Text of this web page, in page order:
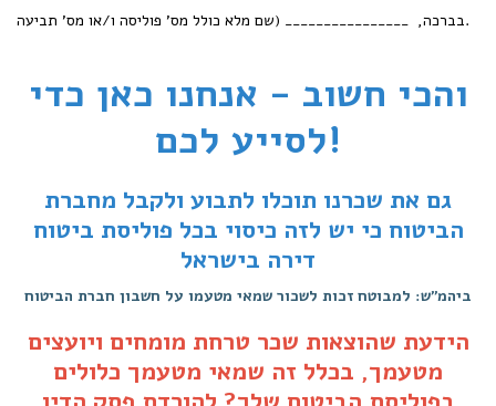
בברכה, ________________ (שם מלא כולל מס' פוליסה ו/או מס' תביעה.
והכי חשוב - אנחנו כאן כדי
לסייע לכם!
גם את שכרנו תוכלו לתבוע ולקבל מחברת
הביטוח כי יש לזה כיסוי בכל פוליסת ביטוח
דירה בישראל
ביהמ"ש: למבוטח זכות לשכור שמאי מטעמו על חשבון חברת הביטוח
הידעת שהוצאות שכר טרחת מומחים ויועצים
מטעמך, בכלל זה שמאי מטעמך כלולים